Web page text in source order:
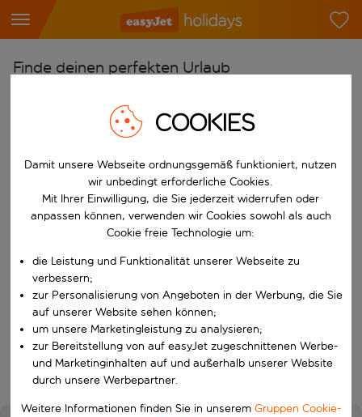
Finde deinen perfekten Urlaub
Flughafen wählen
Beginne mit der Eingabe für die automatische
Reiseziel wählen
Nach
Wähle ein Ab- und Rückflugdatum aus.
Reisezeitraum wählen
Wann
Wer
Suchen
COOKIES
Damit unsere Webseite ordnungsgemäß funktioniert, nutzen
wir unbedingt erforderliche Cookies.
Mit Ihrer Einwilligung, die Sie jederzeit widerrufen oder
anpassen können, verwenden wir Cookies sowohl als auch
Cookie freie Technologie um:
die Leistung und Funktionalität unserer Webseite zu
verbessern;
zur Personalisierung von Angeboten in der Werbung, die Sie
auf unserer Website sehen können;
um unsere Marketingleistung zu analysieren;
zur Bereitstellung von auf easyJet zugeschnittenen Werbe-
und Marketinginhalten auf und außerhalb unserer Website
durch unsere Werbepartner.
Weitere Informationen finden Sie in unserem Gruppen Cookie-